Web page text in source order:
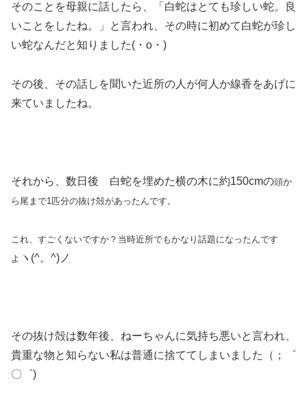
そのことを母親に話したら、「白蛇はとても珍しい蛇。良
いことをしたね。」と言われ、その時に初めて白蛇が珍し
い蛇なんだと知りました(・o・)
その後、その話しを聞いた近所の人が何人か線香をあげに
来ていましたね。
それから、数日後 白蛇を埋めた横の木に約150cmの頭か
ら尾まで1匹分の抜け殻があったんです。
これ、すごくないですか？当時近所でもかなり話題になったんです
よ ヽ(^。^)ノ
その抜け殻は数年後、ねーちゃんに気持ち悪いと言われ、
貴重な物と知らない私は普通に捨ててしまいました（；゜
〇゜)